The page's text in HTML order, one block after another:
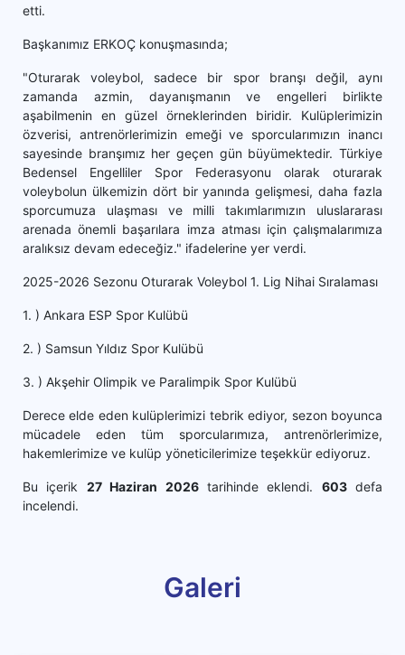
etti.
Başkanımız ERKOÇ konuşmasında;
"Oturarak voleybol, sadece bir spor branşı değil, aynı
zamanda azmin, dayanışmanın ve engelleri birlikte
aşabilmenin en güzel örneklerinden biridir. Kulüplerimizin
özverisi, antrenörlerimizin emeği ve sporcularımızın inancı
sayesinde branşımız her geçen gün büyümektedir. Türkiye
Bedensel Engelliler Spor Federasyonu olarak oturarak
voleybolun ülkemizin dört bir yanında gelişmesi, daha fazla
sporcumuza ulaşması ve milli takımlarımızın uluslararası
arenada önemli başarılara imza atması için çalışmalarımıza
aralıksız devam edeceğiz." ifadelerine yer verdi.
2025-2026 Sezonu Oturarak Voleybol 1. Lig Nihai Sıralaması
1. ) Ankara ESP Spor Kulübü
2. ) Samsun Yıldız Spor Kulübü
3. ) Akşehir Olimpik ve Paralimpik Spor Kulübü
Derece elde eden kulüplerimizi tebrik ediyor, sezon boyunca
mücadele eden tüm sporcularımıza, antrenörlerimize,
hakemlerimize ve kulüp yöneticilerimize teşekkür ediyoruz.
Bu içerik 27 Haziran 2026tarihinde eklendi. 603defa
incelendi.
Galeri